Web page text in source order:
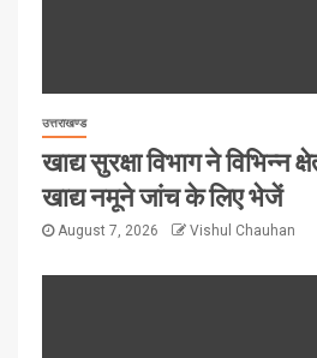
उत्तराखण्ड
खाद्य सुरक्षा विभाग ने विभिन्न
खाद्य नमूने जांच के लिए भेजें
August 7, 2026 Vishul Chauhan